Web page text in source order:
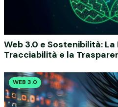
Web 3.0 e Sostenibilità:
Tracciabilità e la
WEB 3.0